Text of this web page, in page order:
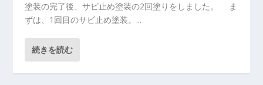
塗装の完了後、サビ止め塗装の2回塗りをしました。 ま
ずは、1回目のサビ止め塗装。...
続きを読む